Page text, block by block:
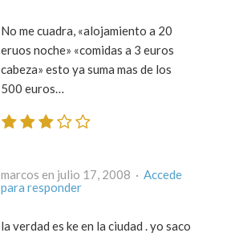
No me cuadra, «alojamiento a 20
eruos noche» «comidas a 3 euros
cabeza» esto ya suma mas de los
500 euros…
marcos en julio 17, 2008 · Accede
para responder
la verdad es ke en la ciudad . yo saco